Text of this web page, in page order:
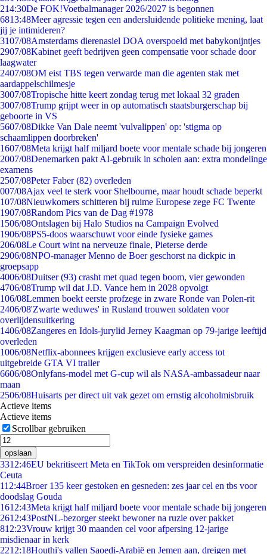
214:30De FOK!Voetbalmanager 2026/2027 is begonnen
6813:48Meer agressie tegen een andersluidende politieke mening, laat
jij je intimideren?
3107/08Amsterdams dierenasiel DOA overspoeld met babykonijntjes
2907/08Kabinet geeft bedrijven geen compensatie voor schade door
laagwater
2407/08OM eist TBS tegen verwarde man die agenten stak met
aardappelschilmesje
3007/08Tropische hitte keert zondag terug met lokaal 32 graden
3007/08Trump grijpt weer in op automatisch staatsburgerschap bij
geboorte in VS
5607/08Dikke Van Dale neemt 'vulvalippen' op: 'stigma op
schaamlippen doorbreken'
1607/08Meta krijgt half miljard boete voor mentale schade bij jongeren
2007/08Denemarken pakt AI-gebruik in scholen aan: extra mondelinge
examens
2507/08Peter Faber (82) overleden
007/08Ajax veel te sterk voor Shelbourne, maar houdt schade beperkt
107/08Nieuwkomers schitteren bij ruime Europese zege FC Twente
1907/08Random Pics van de Dag #1978
1506/08Ontslagen bij Halo Studios na Campaign Evolved
1906/08PS5-doos waarschuwt voor einde fysieke games
206/08Le Court wint na nerveuze finale, Pieterse derde
2906/08NPO-manager Menno de Boer geschorst na dickpic in
groepsapp
4006/08Duitser (93) crasht met quad tegen boom, vier gewonden
4706/08Trump wil dat J.D. Vance hem in 2028 opvolgt
106/08Lemmen boekt eerste profzege in zware Ronde van Polen-rit
2406/08'Zwarte weduwes' in Rusland trouwen soldaten voor
overlijdensuitkering
1406/08Zangeres en Idols-jurylid Jerney Kaagman op 79-jarige leeftijd
overleden
1006/08Netflix-abonnees krijgen exclusieve early access tot
uitgebreide GTA VI trailer
6606/08Onlyfans-model met G-cup wil als NASA-ambassadeur naar
maan
2506/08Huisarts per direct uit vak gezet om ernstig alcoholmisbruik
Actieve items
Actieve items
Scrollbar gebruiken
opslaan
3312:46EU bekritiseert Meta en TikTok om verspreiden desinformatie
Ceuta
112:44Broer 135 keer gestoken en gesneden: zes jaar cel en tbs voor
doodslag Gouda
1612:43Meta krijgt half miljard boete voor mentale schade bij jongeren
2612:43PostNL-bezorger steekt bewoner na ruzie over pakket
812:23Vrouw krijgt 30 maanden cel voor afpersing 12-jarige
misdienaar in kerk
2212:18Houthi's vallen Saoedi-Arabië en Jemen aan, dreigen met